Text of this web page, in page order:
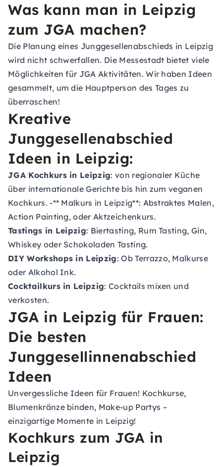
Was kann man in Leipzig
zum JGA machen?
Die Planung eines Junggesellenabschieds in Leipzig
wird nicht schwerfallen. Die Messestadt bietet viele
Möglichkeiten für JGA Aktivitäten. Wir haben Ideen
gesammelt, um die Hauptperson des Tages zu
überraschen!
Kreative
Junggesellenabschied
Ideen in Leipzig:
JGA Kochkurs in Leipzig: von regionaler Küche
über internationale Gerichte bis hin zum veganen
Kochkurs. -** Malkurs in Leipzig**: Abstraktes Malen,
Action Painting, oder Aktzeichenkurs.
Tastings in Leipzig: Biertasting, Rum Tasting, Gin,
Whiskey oder Schokoladen Tasting.
DIY Workshops in Leipzig: Ob Terrazzo, Malkurse
oder Alkohol Ink.
Cocktailkurs in Leipzig: Cocktails mixen und
verkosten.
JGA in Leipzig für Frauen:
Die besten
Junggesellinnenabschied
Ideen
Unvergessliche Ideen für Frauen! Kochkurse,
Blumenkränze binden, Make-up Partys –
einzigartige Momente in Leipzig!
Kochkurs zum JGA in
Leipzig